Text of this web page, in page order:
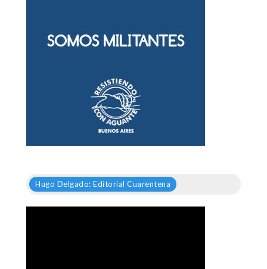
Hugo Delgado: Editorial Cuarentena